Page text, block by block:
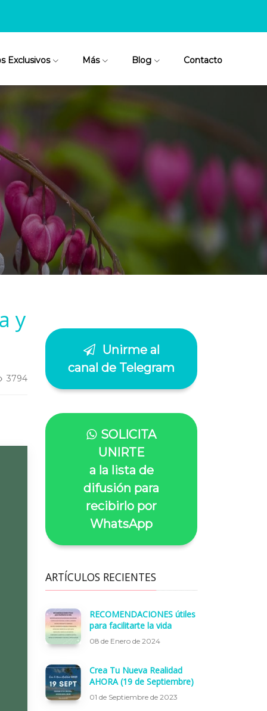
Exclusivos Más Blog Contacto
y
3794
Unirme al
canal de Telegram
SOLICITA
UNIRTE
a la lista de
difusión para
recibirlo por
WhatsApp
ARTÍCULOS RECIENTES
RECOMENDACIONES útiles
para facilitarte la vida
08 de Enero de 2024
Crea Tu Nueva Realidad
AHORA (19 de Septiembre)
01 de Septiembre de 2023